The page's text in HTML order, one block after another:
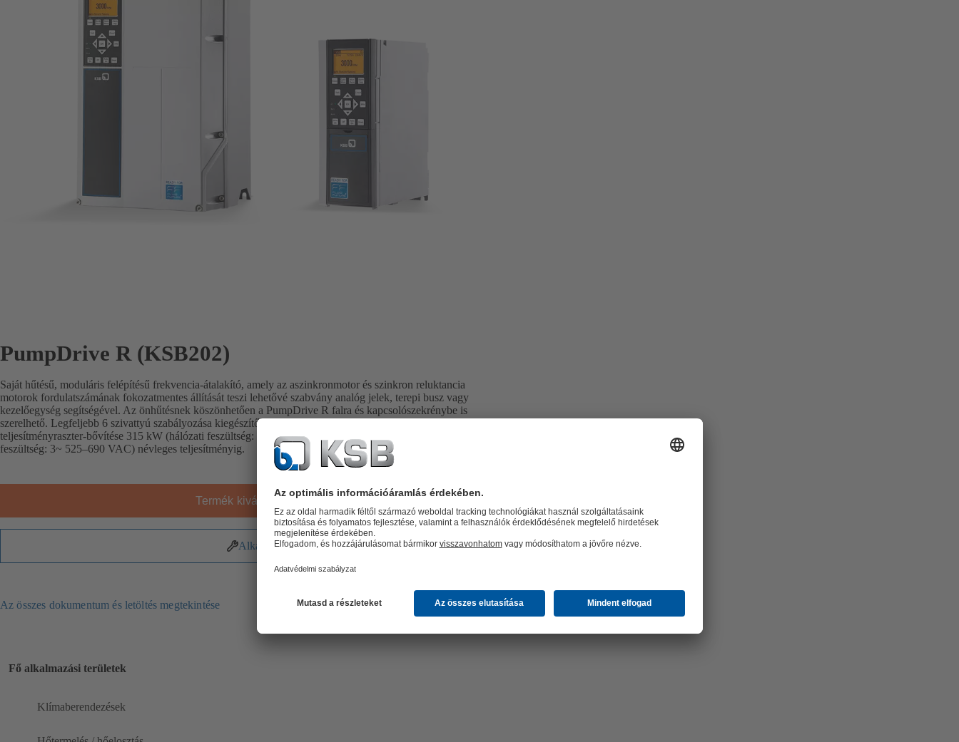
PumpDrive R (KSB202)
Saját hűtésű, moduláris felépítésű frekvencia-átalakító, amely az aszinkronmotor és szinkron reluktancia
motorok fordulatszámának fokozatmentes állítását teszi lehetővé szabvány analóg jelek, terepi busz vagy
kezelőegység segítségével. Az önhűtésnek köszönhetően a PumpDrive R falra és kapcsolószekrénybe is
szerelhető. Legfeljebb 6 szivattyú szabályozása kiegészítő szabályozó nélkül. A PumpDrive R a PumpDrive 2
teljesítményraszter-bővítése 315 kW (hálózati feszültség: 3~ 380–480 VAC) vagy 400 kW (kérésre, hálózati
feszültség: 3~ 525–690 VAC) névleges teljesítményig.
Termék kiválasztása
Alkatrészek
Az összes dokumentum és letöltés megtekintése
Fő alkalmazási területek
Klímaberendezések